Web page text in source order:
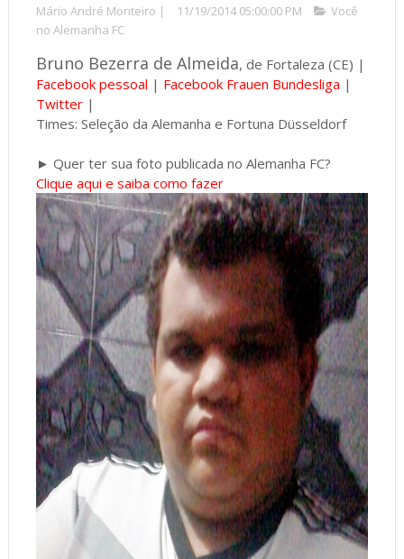
Mário André Monteiro | 11/19/2014 05:00:00 PM
Você
no Alemanha FC
Bruno Bezerra de Almeida, de Fortaleza (CE) |
Facebook pessoal | Facebook Frauen Bundesliga |
Twitter|
Times: Seleção da Alemanha e Fortuna Düsseldorf
► Quer ter sua foto publicada no Alemanha FC?
Clique aqui e saiba como fazer